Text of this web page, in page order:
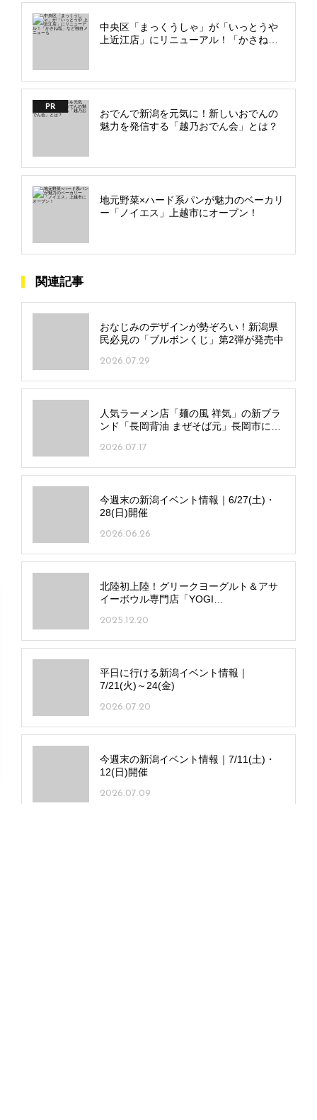
中央区「まっくうしゃ」が「いっとうや
上近江店」にリニューアル！「かさね
PR
おでんで新潟を元気に！新しいおでんの
魅力を発信する「越乃おでん会」とは？
地元野菜×ハード系パンが魅力のベーカリ
ー「ノイエス」上越市にオープン！
関連記事
おなじみのデザインが勢ぞろい！新潟県
民必見の「ブルボンくじ」第2弾が発売中
2026.07.29
人気ラーメン店「麺の風 祥気」の新ブラ
ンド「長岡背油 まぜそば元」長岡市にオ
2026.07.17
今週末の新潟イベント情報｜6/27(土)・
28(日)開催
2026.06.26
北陸初上陸！グリークヨーグルト＆アサ
イーボウル専門店「YOGI
ープン
2025.12.20
平日に行ける新潟イベント情報｜
7/21(火)～24(金)
2026.07.20
今週末の新潟イベント情報｜7/11(土)・
12(日)開催
2026.07.09